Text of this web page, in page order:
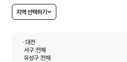
지역 선택하기
· 대전
서구 :전체
유성구 :전체